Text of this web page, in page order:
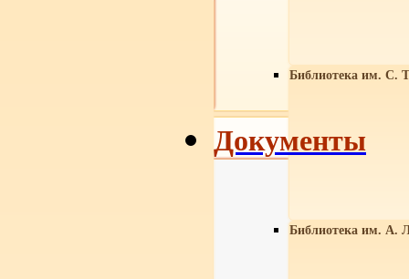
Библиотека им. С.
Библиотека им. А.
Документы